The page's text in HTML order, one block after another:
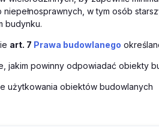
w tym osób
budynku.
art. 7 Prawa budowlanego
jakim powinny odpowiadać obiekty
użytkowania obiektów budowlanych